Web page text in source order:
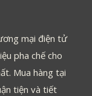
mại điện tử
pha chế cho
Mua hàng tại
tiện và tiết